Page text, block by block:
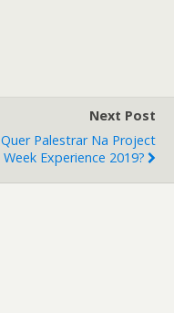
Next Post
Quer Palestrar Na Project
Week Experience 2019?